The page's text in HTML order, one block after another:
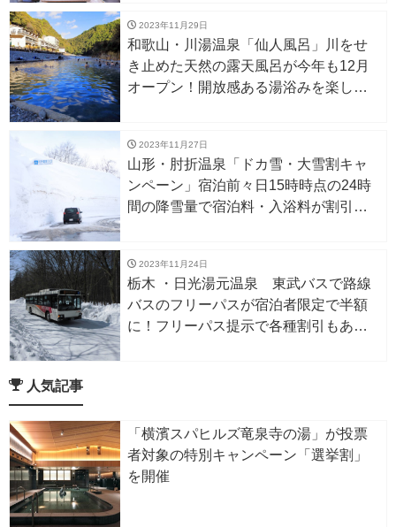
2023年11月29日
和歌山・川湯温泉「仙人風呂」川をせ
き止めた天然の露天風呂が今年も12月
オープン！開放感ある湯浴みを楽しも
2023年11月27日
山形・肘折温泉「ドカ雪・大雪割キャ
ンペーン」宿泊前々日15時時点の24時
間の降雪量で宿泊料・入浴料が割引
2023年11月24日
栃木 ・日光湯元温泉 東武バスで路線
バスのフリーパスが宿泊者限定で半額
に！フリーパス提示で各種割引もあ
人気記事
「横濱スパヒルズ竜泉寺の湯」が投票
者対象の特別キャンペーン「選挙割」
を開催